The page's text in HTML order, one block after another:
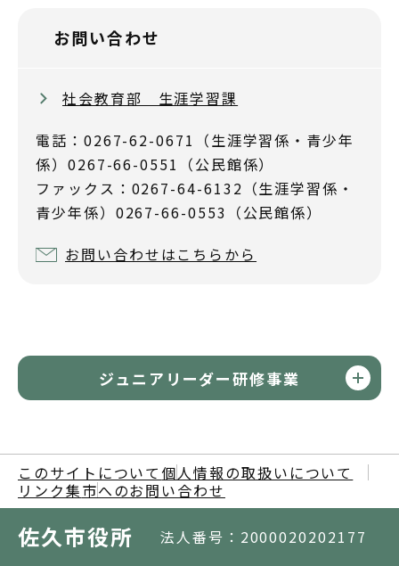
お問い合わせ
社会教育部 生涯学習課
電話：0267-62-0671（生涯学習係・青少年
係）0267-66-0551（公民館係）
ファックス：0267-64-6132（生涯学習係・
青少年係）0267-66-0553（公民館係）
お問い合わせはこちらから
ジュニアリーダー研修事業
このサイトについて 個人情報の取扱いについて
リンク集市へのお問い合わせ
佐久市役所 法人番号：2000020202177